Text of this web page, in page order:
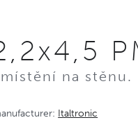
na stěnu.
Italtronic